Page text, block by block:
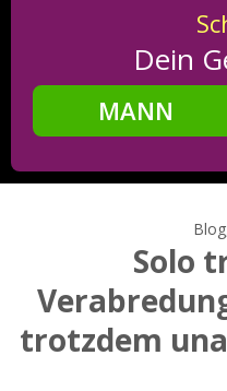
Dein
MANN
Solo
trotzdem